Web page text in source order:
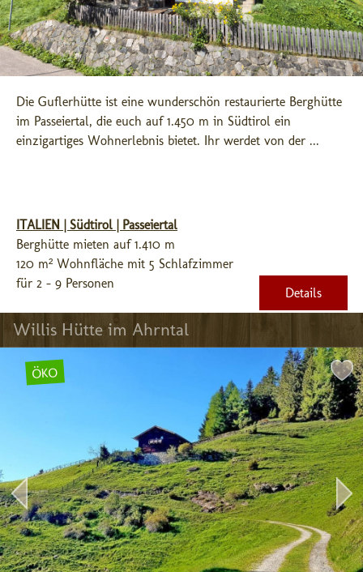
Die Guflerhütte ist eine wunderschön restaurierte Berghütte
im Passeiertal, die euch auf 1.450 m in Südtirol ein
einzigartiges Wohnerlebnis bietet. Ihr werdet von der ...
ITALIEN | Südtirol | Passeiertal
Berghütte mieten auf 1.410 m
120 m² Wohnfläche mit 5 Schlafzimmer
für 2 - 9 Personen
Details
Willis Hütte im Ahrntal
ÖKO